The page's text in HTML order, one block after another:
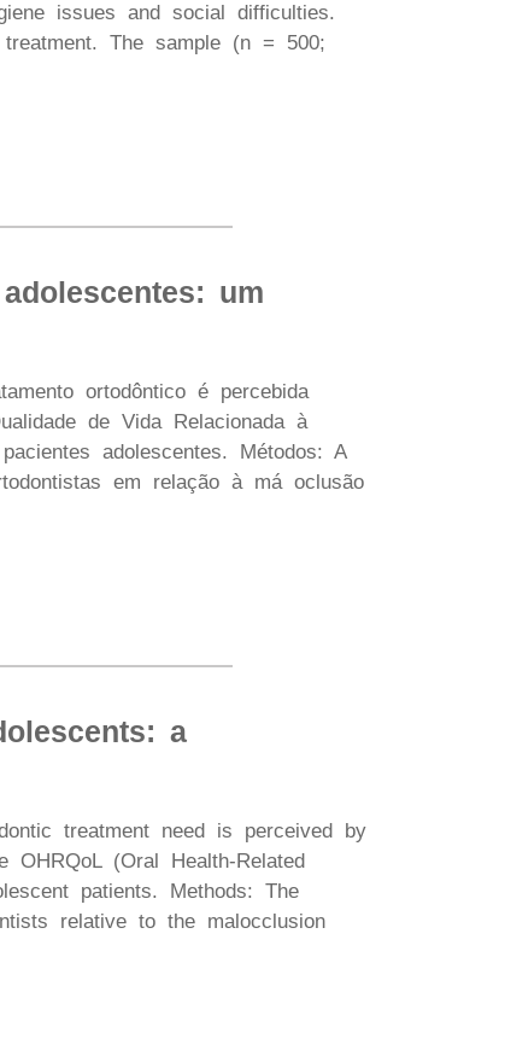
issues and social difficulties.
The sample (n = 500;
um
ortodôntico é percebida
de Vida Relacionada à
adolescentes. Métodos: A
em relação à má oclusão
a
treatment need is perceived by
(Oral Health-Related
patients. Methods: The
relative to the malocclusion